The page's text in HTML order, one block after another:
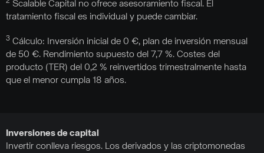
Scalable Capital no ofrece asesoramiento fiscal. El
tratamiento fiscal es individual y puede cambiar.
3 Cálculo: Inversión inicial de 0 €, plan de inversión mensual
de 50 €. Rendimiento supuesto del 7,7 %. Costes del
producto (TER) del 0,2 % reinvertidos trimestralmente hasta
que el menor cumpla 18 años.
Inversiones de capital
Invertir conlleva riesgos. Los derivados y las criptomonedas